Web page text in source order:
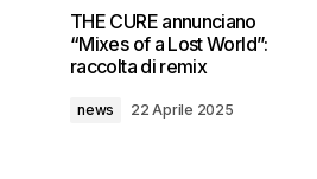
THE CURE annunciano
“Mixes of a Lost World”:
raccolta di remix
news 22 Aprile 2025